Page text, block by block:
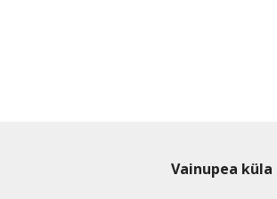
Vainupea küla